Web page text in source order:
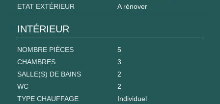
ETAT EXTÉRIEUR
A rénover
INTÉRIEUR
NOMBRE PIÈCES
5
CHAMBRES
3
SALLE(S) DE BAINS
2
WC
2
TYPE CHAUFFAGE
Individuel